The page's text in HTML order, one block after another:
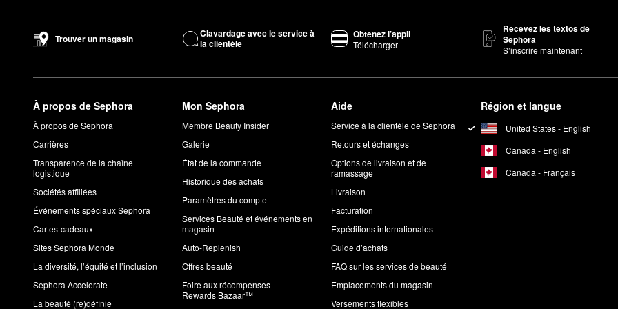
Lefond de teint et sérum Triple Fixde LYS Beauty est rempli d’ingrédients purs et sains dont votre teint raffolera. Il offre une
large gamme de teintes, et il contient de l’ashwagandha et du curcuma. L’ashwagandha permet de gérer le stress et le vieillissement,
Est-ce que les produits LYS Beauty sont pur et sains?
Oui, LYS Beauty est une marque de la catégorie
Les produits LYS Beauty sont-ils testés sur les animaux?
Non, les essentiels LYS Beauty ne sont pas testés sur les animaux. La marque n’effectue aucun test sur les animaux.
Est-ce que les produits LYS Beauty sont véganes?
Oui, les essentiels LYS Beauty sont véganes. Chaque produit est exempt d’ingrédients dérivés des animaux.
Les produits LYS Beauty sont-ils sans gluten?
Oui, toutes les formules LYS Beauty sont sans gluten.
Est-ce que LYS Beauty est une marque fondée par des Noirs?
Oui, LYS Beauty est une marque fondée par des Noirs.
Trouver un magasin
Clavardage avec le service à
la clientèle
Obtenez l’appli
Télécharger
Recevez les textos de
Sephora
S’inscrire maintenant
À propos de Sephora
À propos de Sephora
Carrières
Transparence de la chaîne
logistique
Sociétés affiliées
Événements spéciaux Sephora
Cartes-cadeaux
Sites Sephora Monde
La diversité, l’équité et l’inclusion
Sephora Accelerate
La beauté (re)définie
Mon Sephora
Membre Beauty Insider
Galerie
État de la commande
Historique des achats
Paramètres du compte
Services Beauté et événements en
magasin
Auto-Replenish
Offres beauté
Foire aux récompenses
Rewards Bazaar™
Aide
Service à la clientèle de Sephora
Retours et échanges
Options de livraison et de
ramassage
Livraison
Facturation
Expéditions internationales
Guide d’achats
FAQ sur les services de beauté
Emplacements du magasin
Versements flexibles
Région et langue
United States - English
Canada - English
Canada - Français